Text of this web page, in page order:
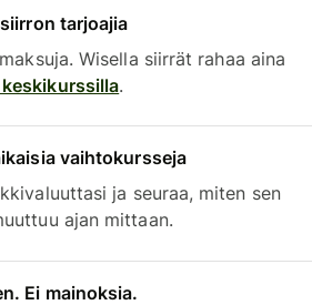
tarjoajia
Wisella siirrät rahaa aina
.
vaihtokursseja
ja seuraa, miten sen
ajan mittaan.
Ei mainoksia.